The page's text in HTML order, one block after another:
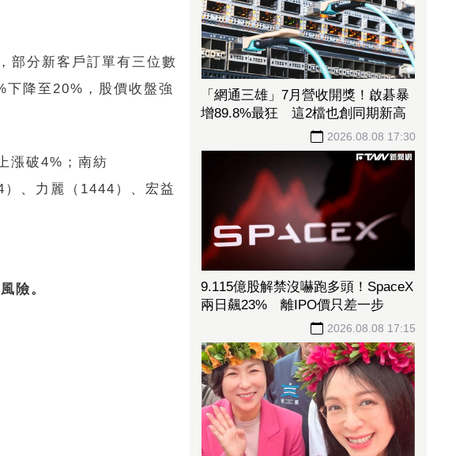
部分新客戶訂單有三位數
降至20%，股價收盤強
漲破4%；南紡
、力麗（1444）、宏益
險。
「網通三雄」7月營收開獎！啟碁暴
增89.8%最狂 這2檔也創同期新高
2026.08.08 17:30
9.115億股解禁沒嚇跑多頭！SpaceX
兩日飆23% 離IPO價只差一步
2026.08.08 17:15